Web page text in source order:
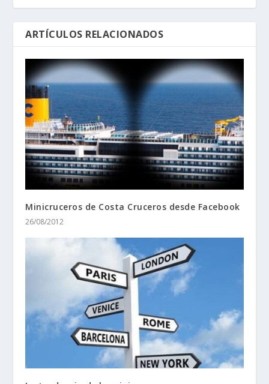
ARTÍCULOS RELACIONADOS
Minicruceros de Costa Cruceros desde Facebook
26/08/2012